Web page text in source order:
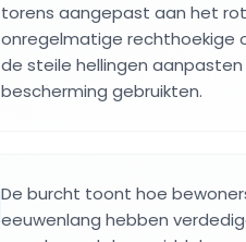
torens aangepast aan het
onregelmatige rechthoekige
de steile hellingen
bescherming gebruikten.
De burcht toont hoe
eeuwenlang hebben